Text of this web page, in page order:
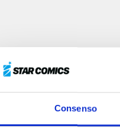
Consenso